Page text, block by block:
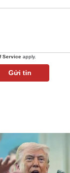
Service apply.
Gửi tin